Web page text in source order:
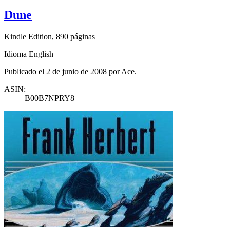
Dune
Kindle Edition, 890 páginas
Idioma English
Publicado el 2 de junio de 2008 por Ace.
ASIN:
B00B7NPRY8